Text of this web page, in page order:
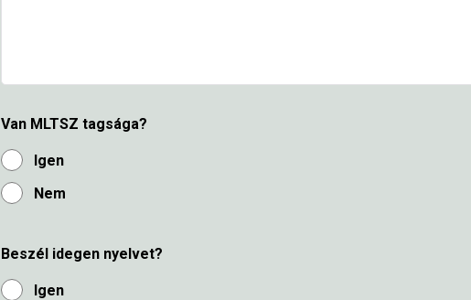
Van MLTSZ tagsága?
Igen
Nem
Beszél idegen nyelvet?
Igen